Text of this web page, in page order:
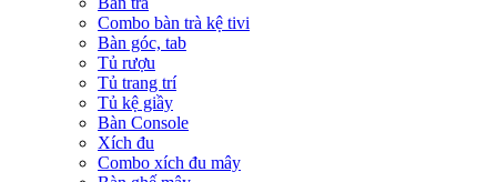
Combo bàn trà kệ tivi
Bàn góc, tab
Tủ rượu
Tủ trang trí
Tủ kệ giầy
Bàn Console
Xích đu
Combo xích đu mây